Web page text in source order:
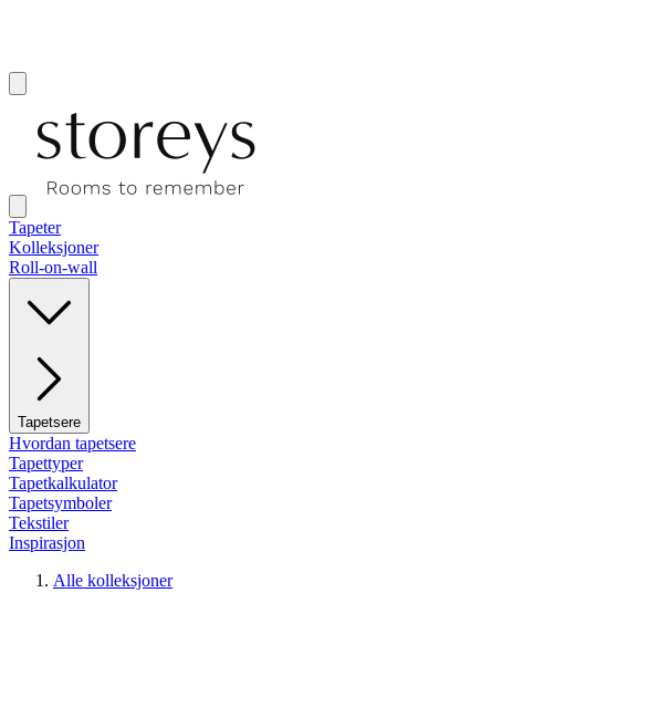
Tapeter
Kolleksjoner
Roll-on-wall
Tapetsere
Hvordan tapetsere
Tapettyper
Tapetkalkulator
Tapetsymboler
Tekstiler
Inspirasjon
Alle kolleksjoner